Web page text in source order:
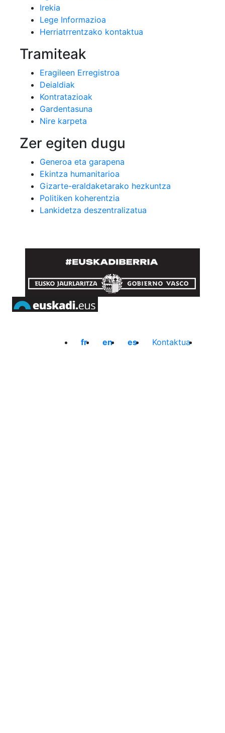
Irekia
Lege Informazioa
Herriatrrentzako kontaktua
Tramiteak
Eragileen Erregistroa
Deialdiak
Kontratazioak
Gardentasuna
Nire karpeta
Zer egiten dugu
Generoa eta garapena
Ekintza humanitarioa
Gizarte-eraldaketarako hezkuntza
Politiken koherentzia
Lankidetza deszentralizatua
fr en es Kontaktua